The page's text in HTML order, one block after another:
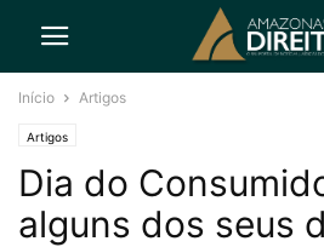
Início Artigos
Artigos
Dia do
alguns dos seus